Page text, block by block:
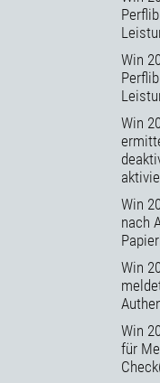
Win
Win
Win
nach
Win
Win
für